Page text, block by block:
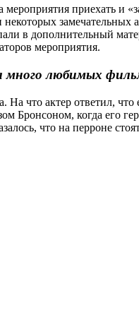
приехать и
в дополнительный
мероприятия.
много любимых
что актер ответил,
когда его
что на перроне